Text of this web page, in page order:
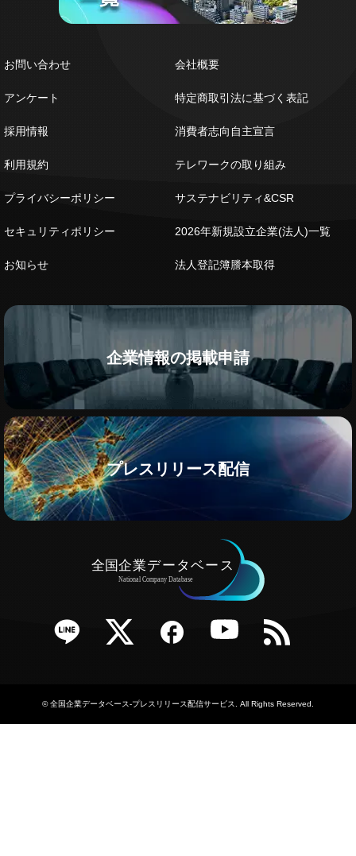
お問い合わせ
アンケート
採用情報
利用規約
プライバシーポリシー
セキュリティポリシー
お知らせ
会社概要
特定商取引法に基づく表記
消費者志向自主宣言
テレワークの取り組み
サステナビリティ&CSR
2026年新規設立企業(法人)一覧
法人登記簿謄本取得
企業情報の掲載申請
プレスリリース配信
Twitter Facebook YouTube RSS
©全国企業データベース-プレスリリース配信サービス . All Rights Reserved.